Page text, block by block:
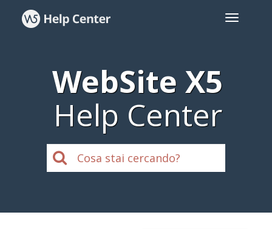
WebSite X5
Help Center